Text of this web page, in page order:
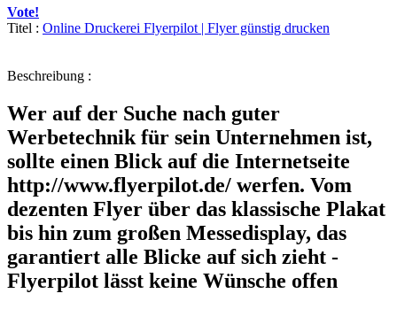
Vote!
Titel : Online Druckerei Flyerpilot | Flyer günstig drucken
Beschreibung :
Wer auf der Suche nach guter
Werbetechnik für sein Unternehmen ist,
sollte einen Blick auf die Internetseite
http://www.flyerpilot.de/ werfen. Vom
dezenten Flyer über das klassische Plakat
bis hin zum großen Messedisplay, das
garantiert alle Blicke auf sich zieht -
Flyerpilot lässt keine Wünsche offen